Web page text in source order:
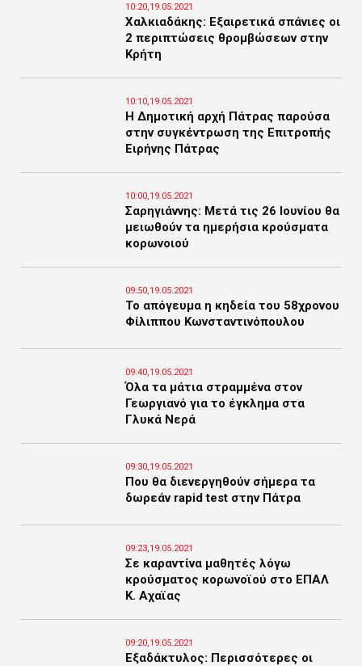
10:20,19.05.2021
Χαλκιαδάκης: Εξαιρετικά σπάνιες οι
2 περιπτώσεις θρομβώσεων στην
Κρήτη
10:10,19.05.2021
Η Δημοτική αρχή Πάτρας παρούσα
στην συγκέντρωση της Επιτροπής
Ειρήνης Πάτρας
10:00,19.05.2021
Σαρηγιάννης: Μετά τις 26 Ιουνίου θα
μειωθούν τα ημερήσια κρούσματα
κορωνοιού
09:50,19.05.2021
Το απόγευμα η κηδεία του 58χρονου
Φίλιππου Κωνσταντινόπουλου
09:40,19.05.2021
Όλα τα μάτια στραμμένα στον
Γεωργιανό για το έγκλημα στα
Γλυκά Νερά
09:30,19.05.2021
Που θα διενεργηθούν σήμερα τα
δωρεάν rapid test στην Πάτρα
09:23,19.05.2021
Σε καραντίνα μαθητές λόγω
κρούσματος κορωνοϊού στο ΕΠΑΛ
Κ. Αχαϊας
09:20,19.05.2021
Εξαδάκτυλος: Περισσότερες οι